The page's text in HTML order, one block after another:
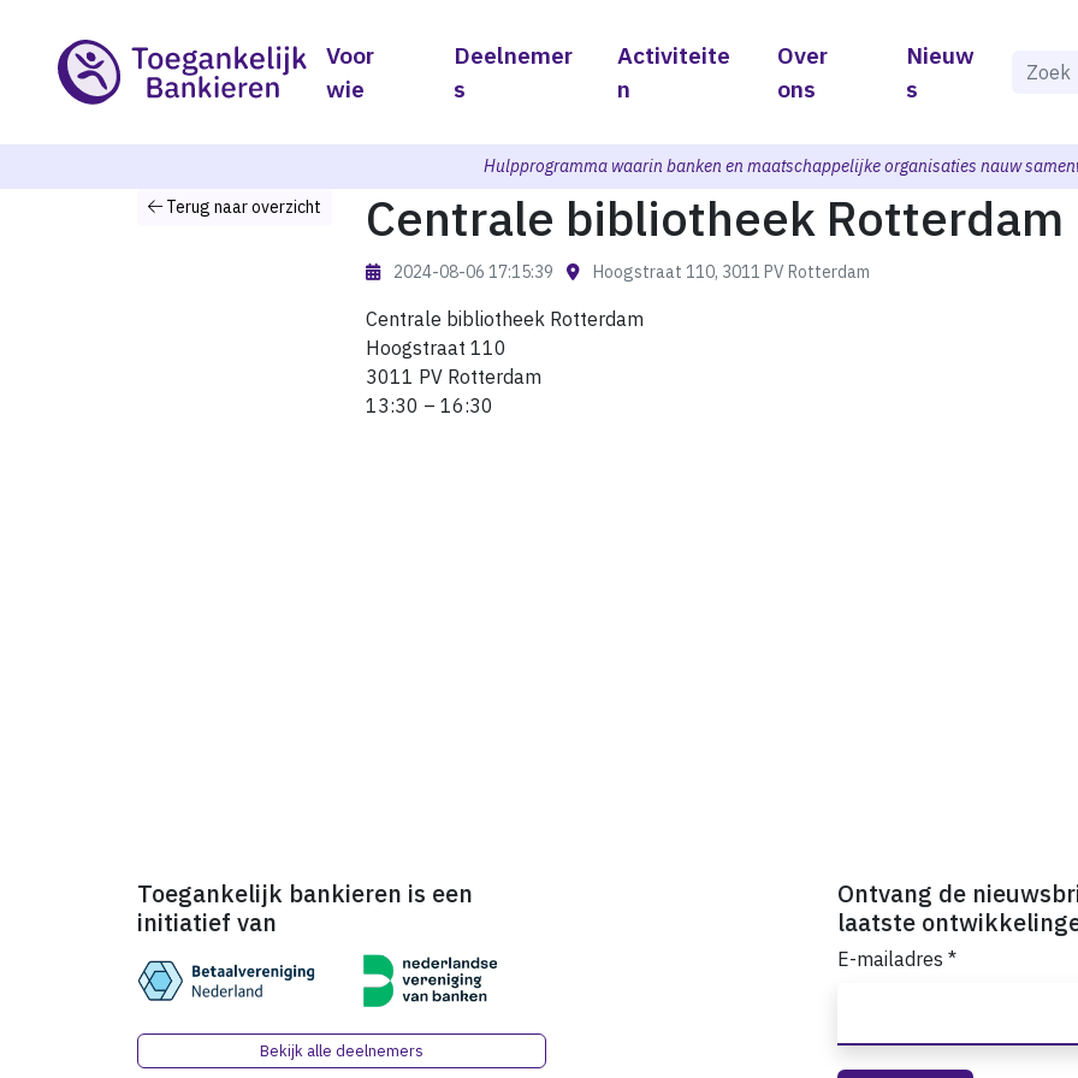
Voor
wie
Deelnemer
s
Activiteite
n
Over
ons
Nieuw
s
Als
Hulpprogramma waarin banken en maatschappelijke organisaties nauw
Terug naar overzicht
Centrale bibliotheek Rotterdam
2024-08-06 17:15:39 Hoogstraat 110, 3011 PV Rotterdam
Centrale bibliotheek Rotterdam
Hoogstraat 110
3011 PV Rotterdam
13:30 – 16:30
Toegankelijk bankieren is een
initiatief van
Bekijk alle deelnemers
Ontvang de
laatste
E-mailadres *